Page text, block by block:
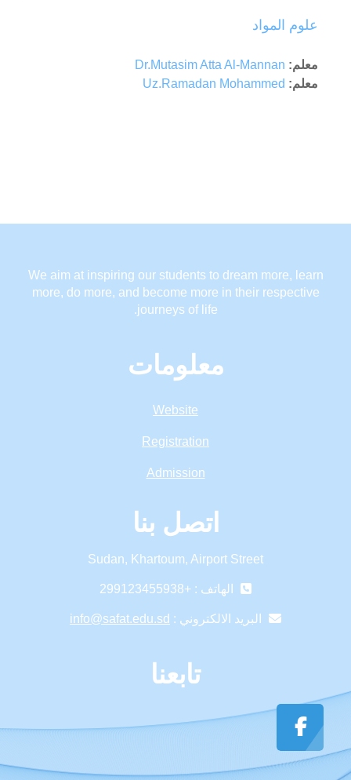
علوم المواد
معلم: Dr.Mutasim Atta Al-Mannan
معلم: Uz.Ramadan Mohammed
We aim at inspiring our students to dream more, learn
more, do more, and become more in their respective
journeys of life.
معلومات
Website
Registration
Admission
اتصل بنا
Sudan, Khartoum, Airport Street
الهاتف : +299123455938
البريد الالكتروني : info@safat.edu.sd
تابعنا